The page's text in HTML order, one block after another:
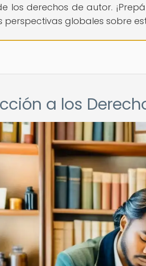
los derechos de autor.
perspectivas globales sobre
a los